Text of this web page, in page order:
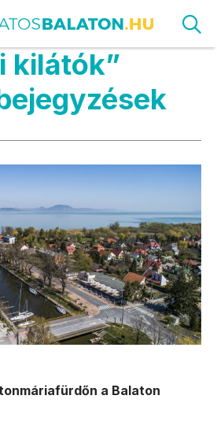
kilátók”
a Balaton